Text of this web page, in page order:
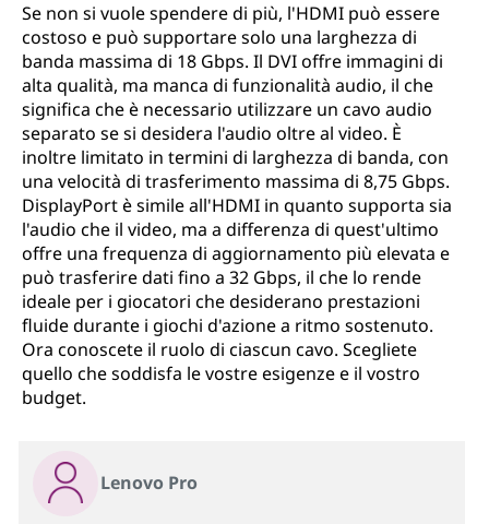
Se non si vuole spendere di più, l'HDMI può essere
costoso e può supportare solo una larghezza di
banda massima di 18 Gbps. Il DVI offre immagini di
alta qualità, ma manca di funzionalità audio, il che
significa che è necessario utilizzare un cavo audio
separato se si desidera l'audio oltre al video. È
inoltre limitato in termini di larghezza di banda, con
una velocità di trasferimento massima di 8,75 Gbps.
DisplayPort è simile all'HDMI in quanto supporta sia
l'audio che il video, ma a differenza di quest'ultimo
offre una frequenza di aggiornamento più elevata e
può trasferire dati fino a 32 Gbps, il che lo rende
ideale per i giocatori che desiderano prestazioni
fluide durante i giochi d'azione a ritmo sostenuto.
Ora conoscete il ruolo di ciascun cavo. Scegliete
quello che soddisfa le vostre esigenze e il vostro
budget.
Lenovo Pro